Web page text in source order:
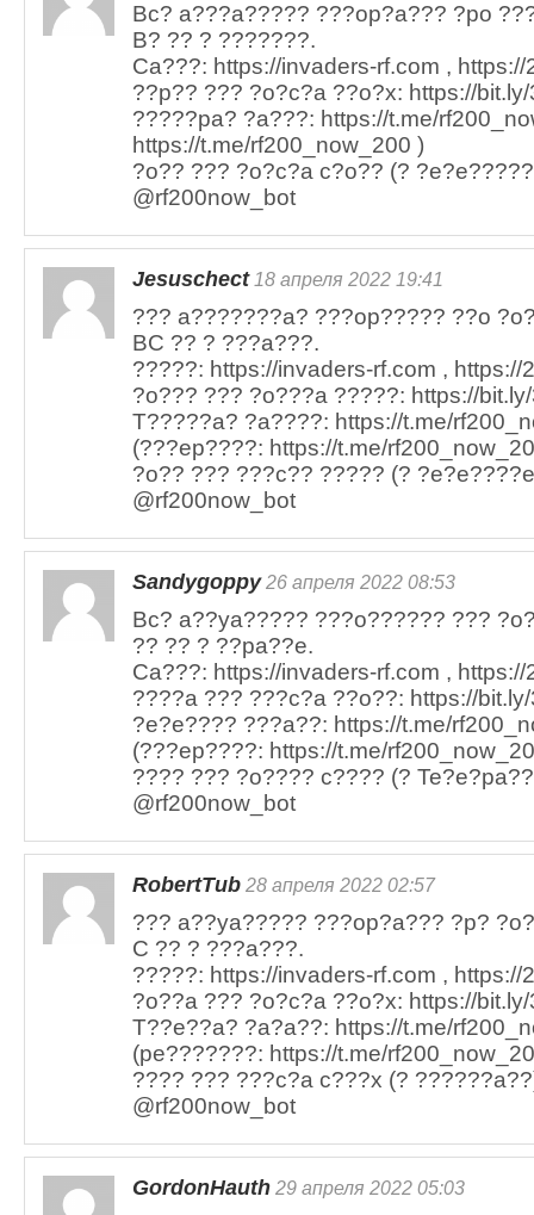
Bc? a???a????? ???op?a??? ?po
B? ?? ? ???????.
Ca???: https://invaders-rf.com , https://
??p?? ??? ?o?c?a ??o?x: https://
?????pa? ?a???: https://t.me/
https://t.me/rf200_now_200 )
?o?? ??? ?o?c?a c?o?? (?
@rf200now_bot
Jesuschect18 апреля 2022 19:41
??? a???????a? ???op????? ??o
BC ?? ? ???a???.
?????: https://invaders-rf.com , https://
?o??? ??? ?o???a ?????: https://
T?????a? ?a????: https://t.me/
(???ep????: https://t.me/
?o?? ??? ???c?? ????? (?
@rf200now_bot
Sandygoppy26 апреля 2022 08:53
Bc? a??ya????? ???o?????? ???
?? ?? ? ??pa??e.
Ca???: https://invaders-rf.com , https://
????a ??? ???c?a ??o??: https://
?e?e???? ???a??: https://t.me/
(???ep????: https://t.me/
???? ??? ?o???? c???? (?
@rf200now_bot
RobertTub 28 апреля 2022 02:57
??? a??ya????? ???op?a??? ?p?
C ?? ? ???a???.
?????: https://invaders-rf.com , https://
?o??a ??? ?o?c?a ??o?x: https://
T??e??a? ?a?a??: https://t.me/
(pe???????: https://t.me/
???? ??? ???c?a c???x (?
@rf200now_bot
GordonHauth 29 апреля 2022 05:03